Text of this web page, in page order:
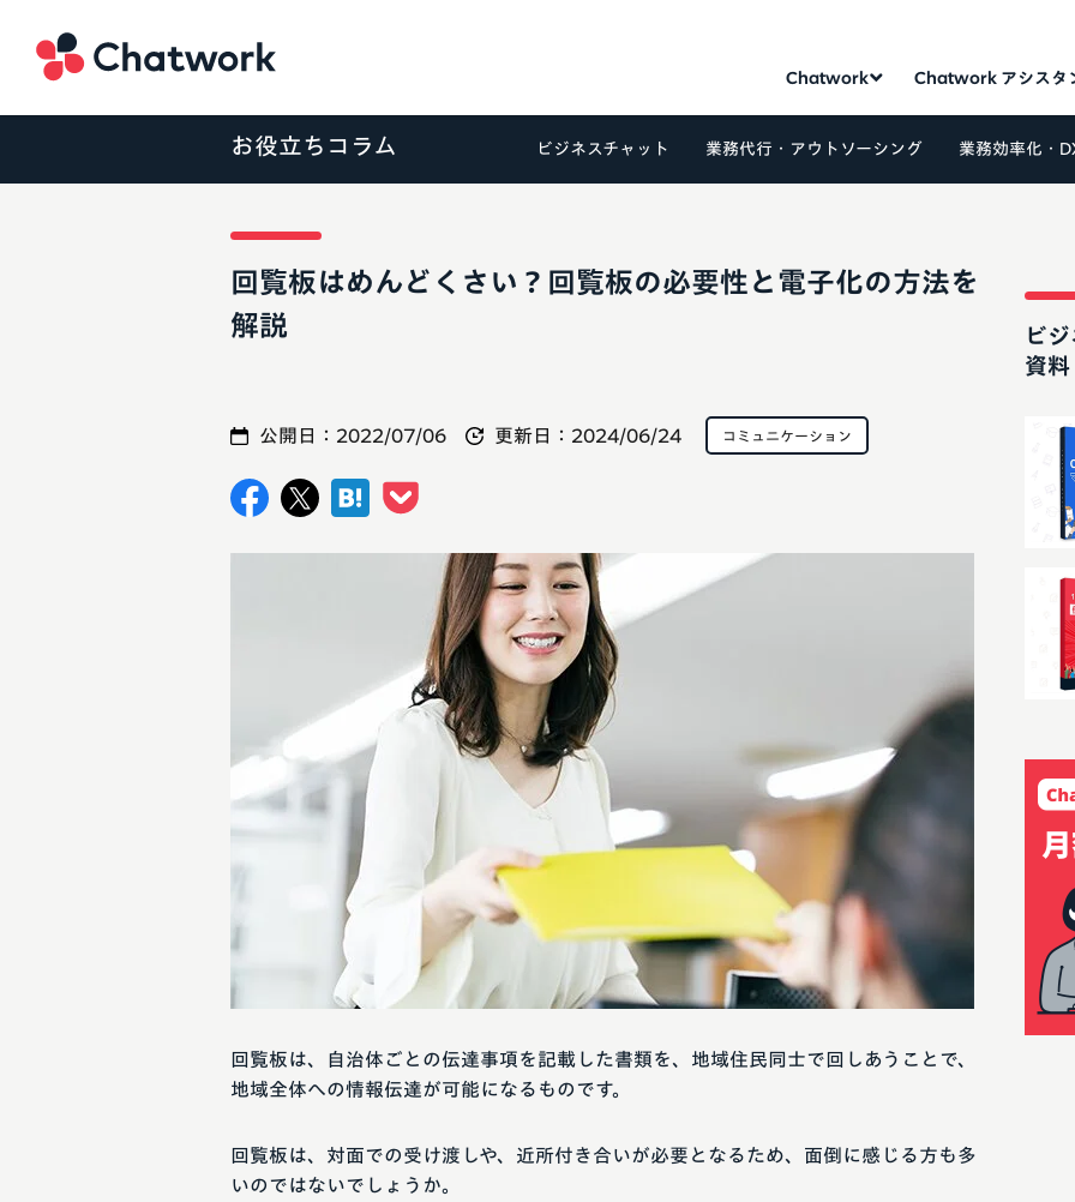
Chatwork Chatwork アシスタ
お役立ちコラム ビジネスチャット 業務代行・アウトソーシング 業務効率化・
回覧板はめんどくさい？回覧板の必要性と電子化の方法を
解説
公開日： 2022/07/06 更新日： 2024/06/24 コミュニケーション
回覧板は、対面での受け渡しや、近所付き合いが必要となるため、面倒に感じる方も多
いのではないでしょうか。
回覧板は、自治体ごとの伝達事項を記載した書類を、地域住民同士で回しあうことで、
地域全体への情報伝達が可能になるものです。
ビ
資料